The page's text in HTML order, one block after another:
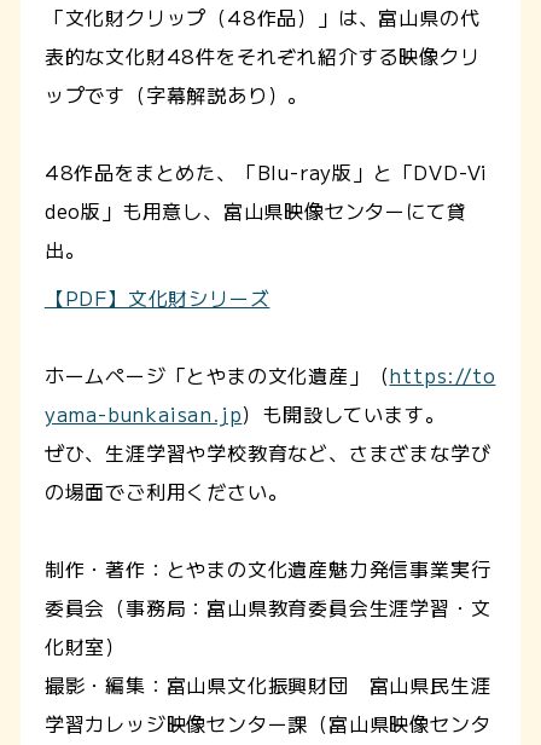
「文化財クリップ（48作品）」は、富山県の代
表的な文化財48件をそれぞれ紹介する映像クリ
ップです（字幕解説あり）。
48作品をまとめた、「Blu-ray版」と「DVD-Vi
deo版」も用意し、富山県映像センターにて貸
出。
【PDF】文化財シリーズ
ホームページ「とやまの文化遺産」（https://to
yama-bunkaisan.jp）も開設しています。
ぜひ、生涯学習や学校教育など、さまざまな学び
の場面でご利用ください。
制作・著作：とやまの文化遺産魅力発信事業実行
委員会（事務局：富山県教育委員会生涯学習・文
化財室）
撮影・編集：富山県文化振興財団 富山県民生涯
学習カレッジ映像センター課（富山県映像センタ